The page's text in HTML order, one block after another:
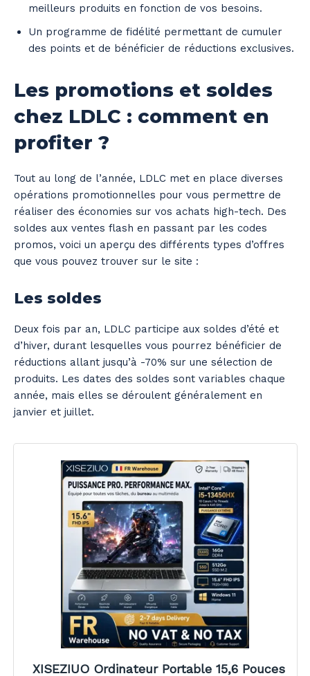
meilleurs produits en fonction de vos besoins.
Un programme de fidélité permettant de cumuler
des points et de bénéficier de réductions exclusives.
Les promotions et soldes
chez LDLC : comment en
profiter ?
Tout au long de l’année, LDLC met en place diverses
opérations promotionnelles pour vous permettre de
réaliser des économies sur vos achats high-tech. Des
soldes aux ventes flash en passant par les codes
promos, voici un aperçu des différents types d’offres
que vous pouvez trouver sur le site :
Les soldes
Deux fois par an, LDLC participe aux soldes d’été et
d’hiver, durant lesquelles vous pourrez bénéficier de
réductions allant jusqu’à -70% sur une sélection de
produits. Les dates des soldes sont variables chaque
année, mais elles se déroulent généralement en
janvier et juillet.
XISEZIUO Ordinateur Portable 15,6 Pouces